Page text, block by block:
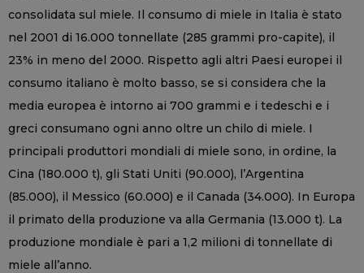
consolidata sul miele. Il consumo di miele in Italia è stato
nel 2001 di 16.000 tonnellate (285 grammi pro-capite), il
23% in meno del 2000. Rispetto agli altri Paesi europei il
consumo italiano è molto basso, se si considera che la
media europea è intorno ai 700 grammi e i tedeschi e i
greci consumano ogni anno oltre un chilo di miele. I
principali produttori mondiali di miele sono, in ordine, la
Cina (180.000 t), gli Stati Uniti (90.000), l’Argentina
(85.000), il Messico (60.000) e il Canada (34.000). In Europa
il primato della produzione va alla Germania (13.000 t). La
produzione mondiale è pari a 1,2 milioni di tonnellate di
miele all’anno.